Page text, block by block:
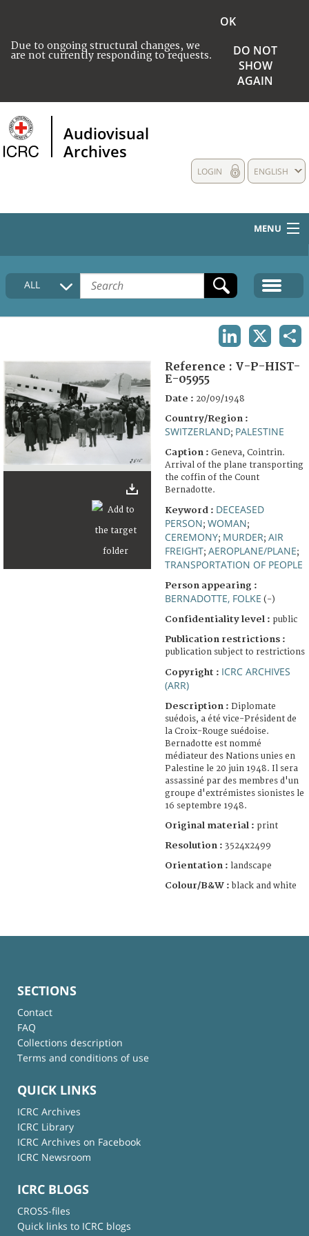
Due to ongoing structural changes, we
are not currently responding to requests.
OK
DO NOT
SHOW
AGAIN
Audiovisual
Archives
ENGLISH
LOGIN
MENU
HOME
COLLECTIONS DESCRIPTION
FAQ
ALL
Reference : V-P-HIST-
E-05955
Date : 20/09/1948
Country/Region :
SWITZERLAND; PALESTINE
Caption : Geneva, Cointrin.
Arrival of the plane transporting
the coffin of the Count
Bernadotte.
Keyword : DECEASED
PERSON; WOMAN;
CEREMONY; MURDER; AIR
FREIGHT; AEROPLANE/PLANE;
TRANSPORTATION OF PEOPLE
Person appearing :
BERNADOTTE, FOLKE (-)
Confidentiality level : public
Publication restrictions :
publication subject to restrictions
Copyright : ICRC ARCHIVES
(ARR)
Description : Diplomate
suédois, a été vice-Président de
la Croix-Rouge suédoise.
Bernadotte est nommé
médiateur des Nations unies en
Palestine le 20 juin 1948. Il sera
assassiné par des membres d'un
groupe d'extrémistes sionistes le
16 septembre 1948.
Original material : print
Resolution : 3524x2499
Orientation : landscape
Colour/B&W : black and white
SECTIONS
Contact
FAQ
Collections description
Terms and conditions of use
QUICK LINKS
ICRC Archives
ICRC Library
ICRC Archives on Facebook
ICRC Newsroom
ICRC BLOGS
CROSS-files
Quick links to ICRC blogs